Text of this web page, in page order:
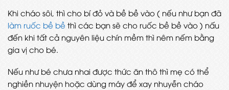
Khi cháo sôi, thì cho bí đỏ và bề bề vào ( nếu như bạn đã
làm ruốc bề bề thì các bạn sẽ cho ruốc bề bề vào ) nấu
đến khi tất cả nguyên liệu chín mềm thì nêm nếm bằng
gia vị cho bé.
Nếu như bé chưa nhai được thức ăn thô thì mẹ có thể
nghiền nhuyện hoặc dùng máy để xay nhuyễn cháo